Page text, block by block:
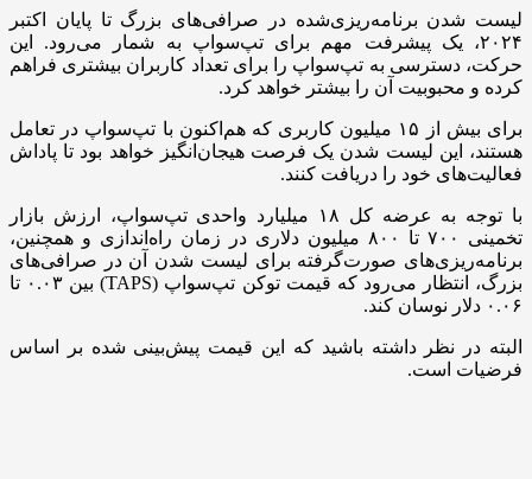
لیست شدن برنامه‌ریزی‌شده در صرافی‌های بزرگ تا پایان اکتبر
۲۰۲۴، یک پیشرفت مهم برای تپ‌سواپ به شمار می‌رود. این
حرکت، دسترسی به تپ‌سواپ را برای تعداد کاربران بیشتری فراهم
کرده و محبوبیت آن را بیشتر خواهد کرد.
برای بیش از ۱۵ میلیون کاربری که هم‌اکنون با تپ‌سواپ در تعامل
هستند، این لیست شدن یک فرصت هیجان‌انگیز خواهد بود تا پاداش‌
فعالیت‌های خود را دریافت کنند.
با توجه به عرضه کل ۱۸ میلیارد واحدی تپ‌سواپ، ارزش بازار
تخمینی ۷۰۰ تا ۸۰۰ میلیون دلاری در زمان راه‌اندازی و همچنین،
برنامه‌ریزی‌های صورت‌گرفته برای لیست شدن آن در صرافی‌های
بزرگ، انتظار می‌رود که قیمت توکن تپ‌سواپ (TAPS) بین ۰.۰۳ تا
۰.۰۶ دلار نوسان کند.
البته در نظر داشته باشید که این قیمت پیش‌بینی شده بر اساس
فرضیات است.